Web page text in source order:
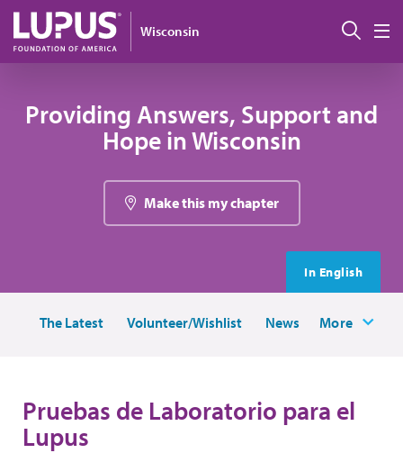
Pasar al contenido principal
Wisconsin
Providing Answers, Support and
Hope in Wisconsin
Make this my chapter
In English
The Latest Volunteer/Wishlist News More
Pruebas de Laboratorio para el
Lupus